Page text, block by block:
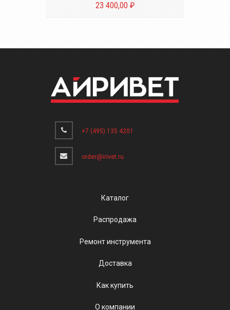
23 400,00 ₽
+7 (495) 135 4201
order@irivet.ru
Каталог
Распродажа
Ремонт инструмента
Доставка
Как купить
О компании